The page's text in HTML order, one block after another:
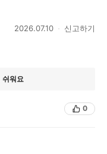
2026.07.10 신고하기
쉬워요
0